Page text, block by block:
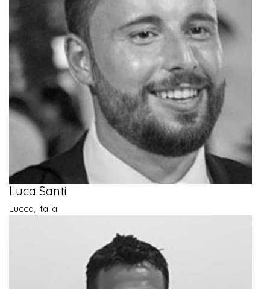
Luca Santi
Lucca, Italia